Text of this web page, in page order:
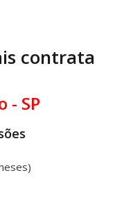
contrata
- SP